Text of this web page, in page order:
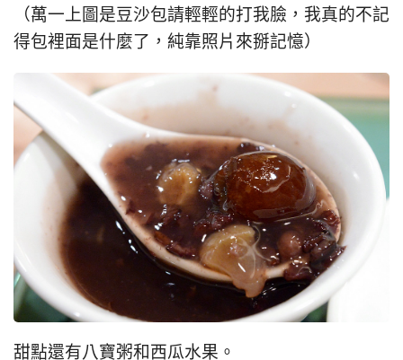
（萬一上圖是豆沙包請輕輕的打我臉，我真的不記
得包裡面是什麼了，純靠照片來掰記憶）
甜點還有八寶粥和西瓜水果。